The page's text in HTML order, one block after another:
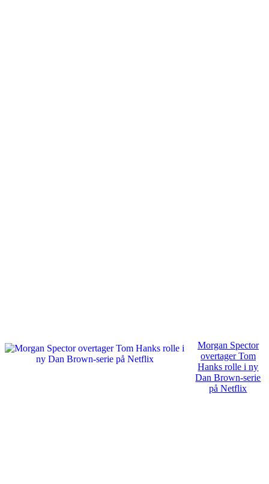
Morgan Spector
overtager Tom
Hanks rolle i ny
Dan Brown-serie
på Netflix